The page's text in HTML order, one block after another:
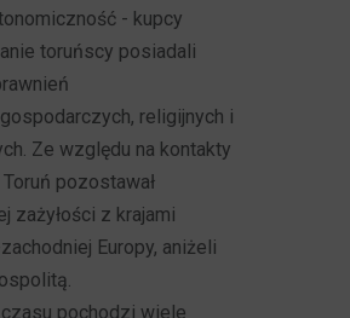
- kupcy
toruńscy posiadali
religijnych i
Ze względu na kontakty
pozostawał
zażyłości z krajami
Europy, aniżeli
pochodzi wiele